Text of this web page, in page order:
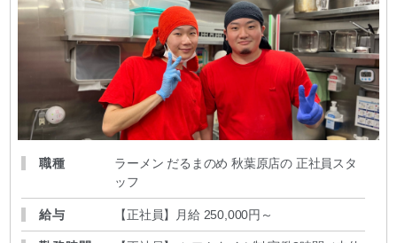
職種
ラーメン だるまのめ 秋葉原店の 正社員スタ
ッフ
給与 【正社員】月給 250,000円～